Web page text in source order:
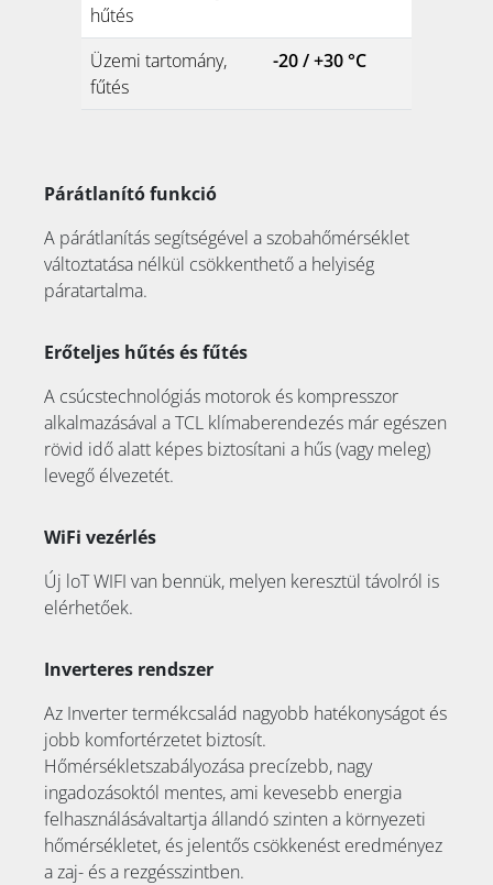
hűtés
Üzemi tartomány,
fűtés
-20 / +30 °C
Párátlanító funkció
A párátlanítás segítségével a szobahőmérséklet
változtatása nélkül csökkenthető a helyiség
páratartalma.
Erőteljes hűtés és fűtés
A csúcstechnológiás motorok és kompresszor
alkalmazásával a TCL klímaberendezés már egészen
rövid idő alatt képes biztosítani a hűs (vagy meleg)
levegő élvezetét.
WiFi vezérlés
Új loT WIFI van bennük, melyen keresztül távolról is
elérhetőek.
Inverteres rendszer
Az Inverter termékcsalád nagyobb hatékonyságot és
jobb komfortérzetet biztosít.
Hőmérsékletszabályozása precízebb, nagy
ingadozásoktól mentes, ami kevesebb energia
felhasználásávaltartja állandó szinten a környezeti
hőmérsékletet, és jelentős csökkenést eredményez
a zaj- és a rezgésszintben.